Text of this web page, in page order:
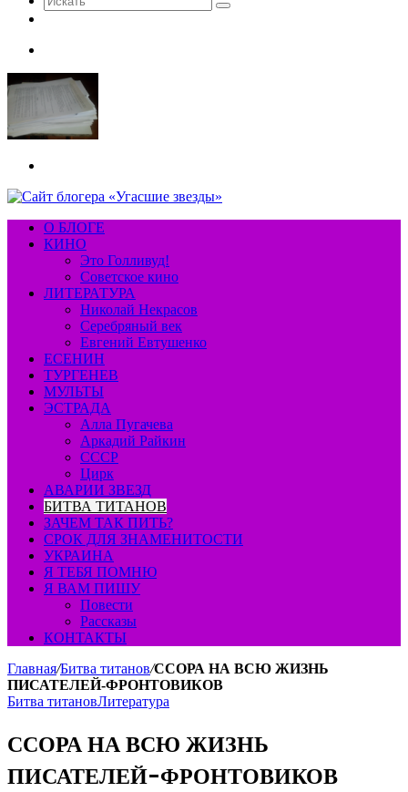
Искать
О БЛОГЕ
КИНО
Это Голливуд!
Советское кино
ЛИТЕРАТУРА
Николай Некрасов
Серебряный век
Евгений Евтушенко
ЕСЕНИН
ТУРГЕНЕВ
МУЛЬТЫ
ЭСТРАДА
Алла Пугачева
Аркадий Райкин
СССР
Цирк
АВАРИИ ЗВЕЗД
БИТВА ТИТАНОВ
ЗАЧЕМ ТАК ПИТЬ?
СРОК ДЛЯ ЗНАМЕНИТОСТИ
УКРАИНА
Я ТЕБЯ ПОМНЮ
Я ВАМ ПИШУ
Повести
Рассказы
КОНТАКТЫ
Главная/Битва титанов/ССОРА НА ВСЮ ЖИЗНЬ
ПИСАТЕЛЕЙ-ФРОНТОВИКОВ
Битва титановЛитература
ССОРА НА ВСЮ ЖИЗНЬ
ПИСАТЕЛЕЙ-ФРОНТОВИКОВ